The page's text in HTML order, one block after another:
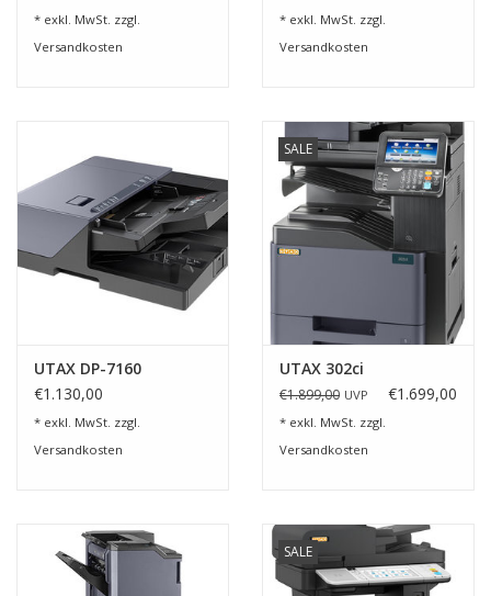
* exkl. MwSt. zzgl.
Versandkosten
* exkl. MwSt. zzgl.
Versandkosten
UTAX DP-7160
€1.130,00
* exkl. MwSt. zzgl.
Versandkosten
SALE
UTAX 302ci
€1.899,00 UVP €1.699,00
* exkl. MwSt. zzgl.
Versandkosten
SALE